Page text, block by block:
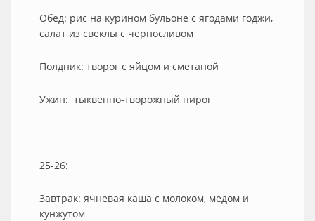
Обед: рис на курином бульоне с ягодами годжи,
салат из свеклы с черносливом
Полдник: творог с яйцом и сметаной
Ужин: тыквенно-творожный пирог
25-26:
Завтрак: ячневая каша с молоком, медом и
кунжутом